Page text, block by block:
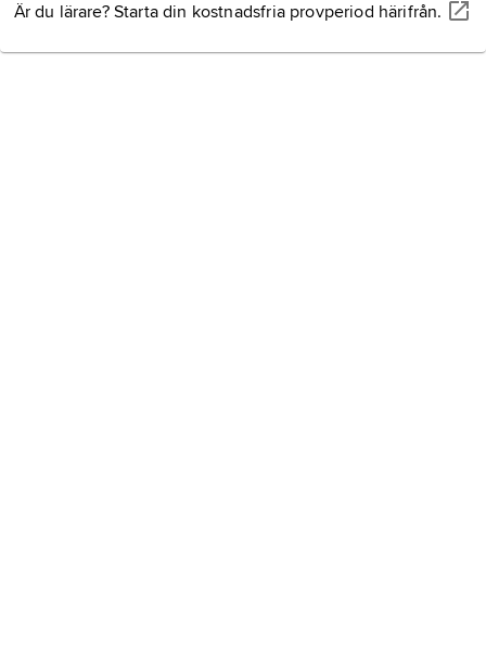
Är du lärare? Starta din kostnadsfria provperiod härifrån.